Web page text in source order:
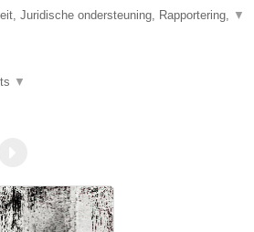
Juridische ondersteuning, Rapportering, ▼
▼